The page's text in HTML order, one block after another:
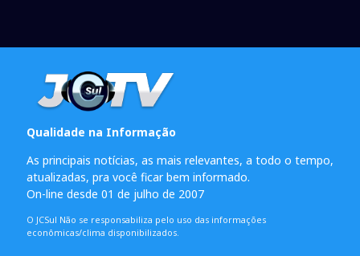
Qualidade na Informação
As principais notícias, as mais relevantes, a todo o tempo,
atualizadas, pra você ficar bem informado.
On-line desde 01 de julho de 2007
O JCSul Não se responsabiliza pelo uso das informações
econômicas/clima disponibilizados.